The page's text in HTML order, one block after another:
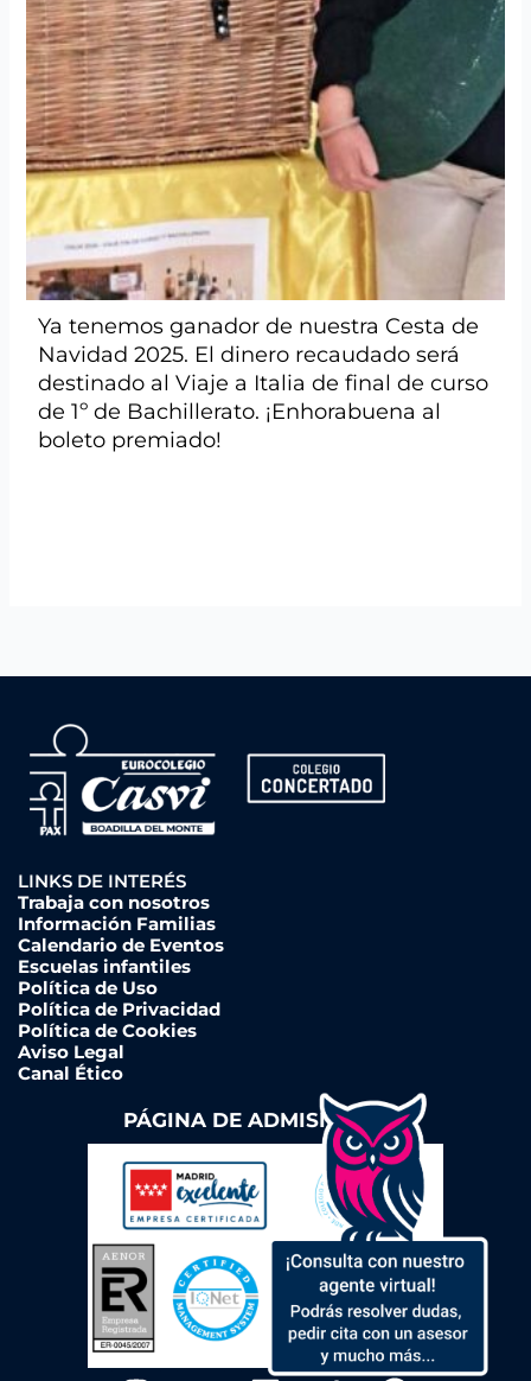
Ya tenemos ganador de nuestra Cesta de
Navidad 2025. El dinero recaudado será
destinado al Viaje a Italia de final de curso
de 1º de Bachillerato. ¡Enhorabuena al
boleto premiado!
LINKS DE INTERÉS
Trabaja con nosotros
Información Familias
Calendario de Eventos
Escuelas infantiles
Política de Uso
Política de Privacidad
Política de Cookies
Aviso Legal
Canal Ético
PÁGINA DE ADMISIONES ➔